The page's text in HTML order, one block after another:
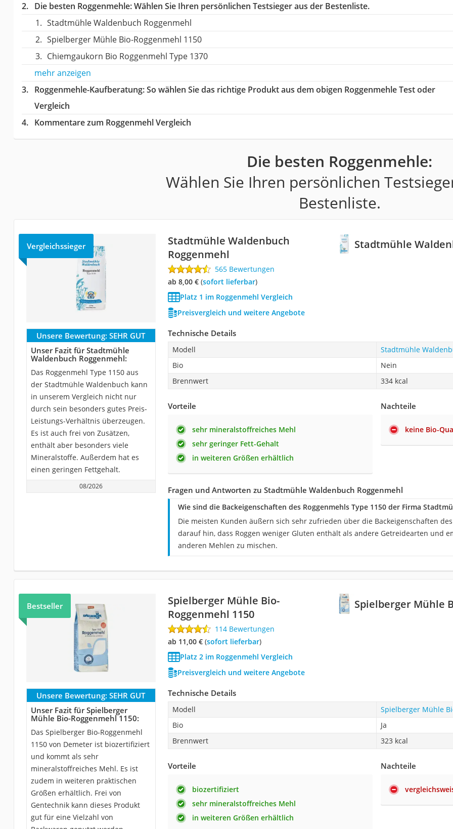
Die besten Roggenmehle:Wählen Sie Ihren persönlichen Testsieger aus der Bestenliste.
Stadtmühle Waldenbuch Roggenmehl
Spielberger Mühle Bio-Roggenmehl 1150
Chiemgaukorn Bio Roggenmehl Type 1370
mehr anzeigen
Roggenmehle-Kaufberatung: So wählen Sie das richtige Produkt aus dem obigen Roggenmehle Test oder
Vergleich
Kommentare zum Roggenmehl Vergleich
Die besten Roggenmehle:
Wählen Sie Ihren persönlichen
Bestenliste.
Stadtmühle
Vergleichssieger
Stadtmühle Waldenbuch
Roggenmehl
565 Bewertungen
ab 8,00 €( Sofort lieferbar)
Platz 1 im Roggenmehl Vergleich
Preisvergleich und weitere Angebote
Unsere Bewertung: SEHR GUT
Unser Fazit für Stadtmühle
Waldenbuch Roggenmehl:
Das Roggenmehl Type 1150 aus
der Stadtmühle Waldenbuch kann
in unserem Vergleich nicht nur
durch sein besonders gutes Preis-
Leistungs-Verhältnis überzeugen.
Es ist auch frei von Zusätzen,
enthält aber besonders viele
Mineralstoffe. Außerdem hat es
einen geringen Fettgehalt.
08/2026
Technische Details
Modell
Stadtmühle
Bio
Nein
Brennwert
334 kcal
Vorteile
sehr mineralstoffreiches Mehl
sehr geringer Fett-Gehalt
in weiteren Größen erhältlich
Nachteile
keine Bio-
Fragen und Antworten zu Stadtmühle Waldenbuch Roggenmehl
Wie sind die Backeigenschaften des Roggenmehls Type 1150 der Firma
Die meisten Kunden äußern sich sehr zufrieden über die Backeigenschaften
darauf hin, dass Roggen weniger Gluten enthält als andere Getreidearten und
anderen Mehlen zu mischen.
Spielberger Mühle
Bestseller
Spielberger Mühle Bio-
Roggenmehl 1150
114 Bewertungen
ab 11,00 €( Sofort lieferbar)
Platz 2 im Roggenmehl Vergleich
Preisvergleich und weitere Angebote
Unsere Bewertung: SEHR GUT
Unser Fazit für Spielberger
Mühle Bio-Roggenmehl 1150:
Das Spielberger Bio-Roggenmehl
1150 von Demeter ist biozertifiziert
und kommt als sehr
mineralstoffreiches Mehl. Es ist
zudem in weiteren praktischen
Größen erhältlich. Frei von
Gentechnik kann dieses Produkt
gut für eine Vielzahl von
Technische Details
Modell
Spielberger Mühle
Bio
Ja
Brennwert
323 kcal
Vorteile
biozertifiziert
sehr mineralstoffreiches Mehl
in weiteren Größen erhältlich
Nachteile